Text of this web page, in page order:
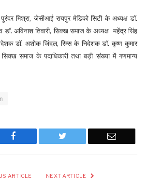
मिश्रा, जेसीआई रायपुर मेडिको सिटी के अध्यक्ष डॉ.
डॉ. अविनाश तिवारी, सिक्ख समाज के अध्यक्ष महेंद्र सिंह
डॉ. अशोक जिंदल, रिम्स के निदेशक डॉ. कृष्ण कुमार
सिक्ख समाज के पदाधिकारी तथा बड़ी संख्या में गणमान्य
Facebook Twitter Email
ARTICLE NEXT ARTICLE